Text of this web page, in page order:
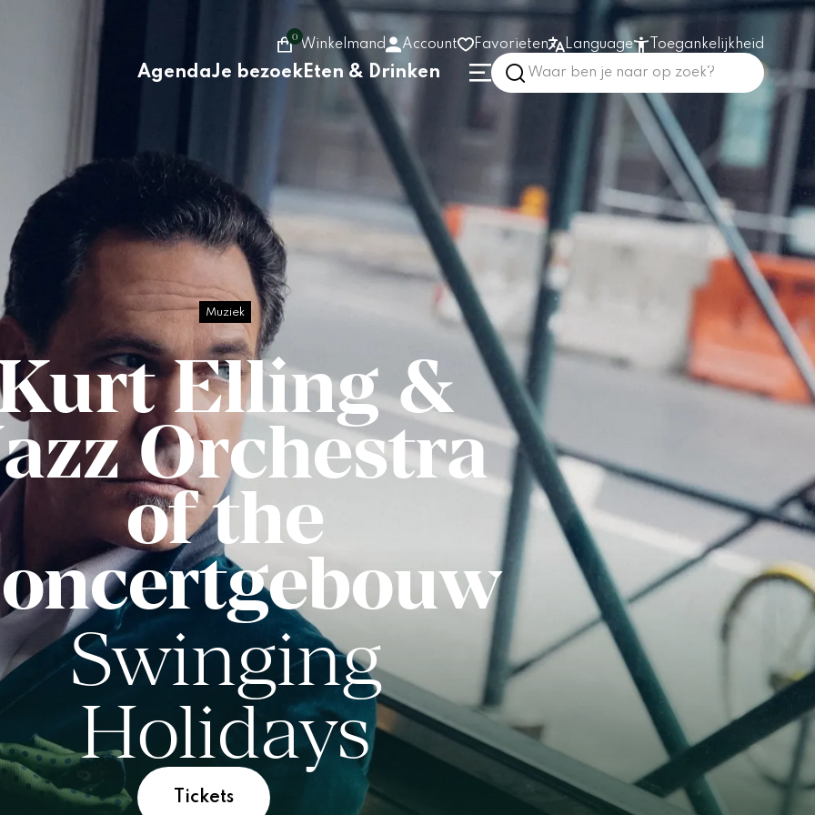
0
Winkelmand Account Favorieten Language Toegankelijkheid
Hoog contrast
Vergroot tekst
Prikkelarm
In het gebouw
AgendaJe bezoekEten & Drinken
Muziek
Elling &
Orchestra
of the
Swinging
Holidays
Tickets